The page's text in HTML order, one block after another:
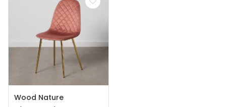
Wood Nature